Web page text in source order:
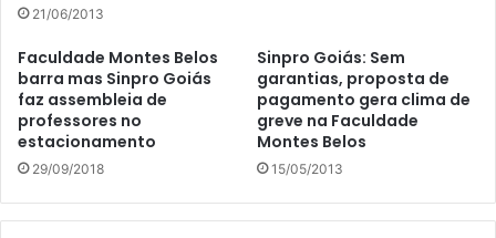
21/06/2013
Faculdade Montes Belos
barra mas Sinpro Goiás
faz assembleia de
professores no
estacionamento
29/09/2018
Sinpro Goiás: Sem
garantias, proposta de
pagamento gera clima de
greve na Faculdade
Montes Belos
15/05/2013